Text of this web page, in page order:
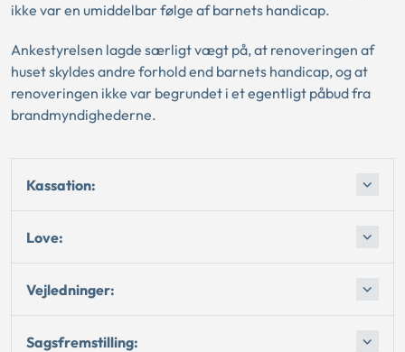
ikke var en umiddelbar følge af barnets handicap.
Ankestyrelsen lagde særligt vægt på, at renoveringen af
huset skyldes andre forhold end barnets handicap, og at
renoveringen ikke var begrundet i et egentligt påbud fra
brandmyndighederne.
Kassation:
Love:
Vejledninger:
Sagsfremstilling: